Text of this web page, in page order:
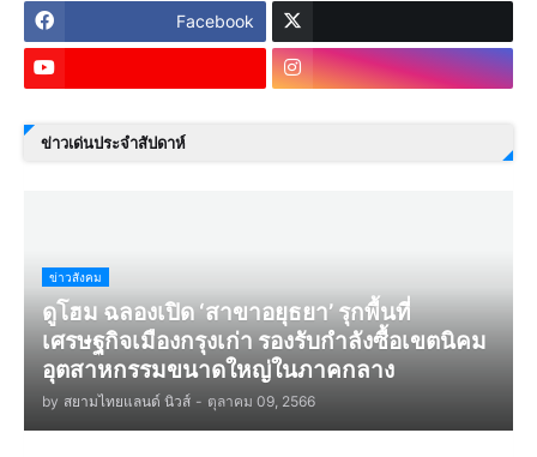
Facebook
ข่าวเด่นประจำสัปดาห์
ข่าวสังคม
ดูโฮม ฉลองเปิด ‘สาขาอยุธยา’ รุกพื้นที่
เศรษฐกิจเมืองกรุงเก่า รองรับกำลังซื้อเขตนิคม
อุตสาหกรรมขนาดใหญ่ในภาคกลาง
by สยามไทยแลนด์ นิวส์ - ตุลาคม 09, 2566